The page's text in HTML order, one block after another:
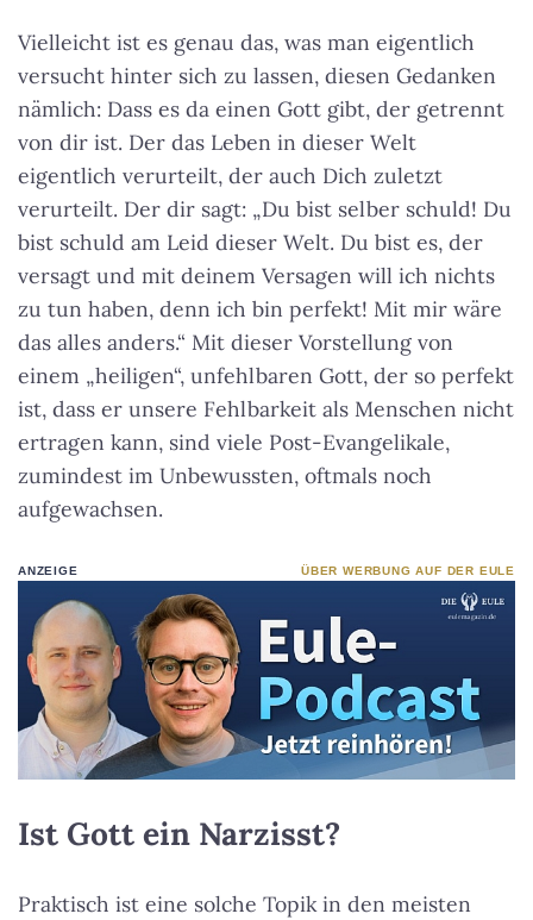
Vielleicht ist es genau das, was man eigentlich
versucht hinter sich zu lassen, diesen Gedanken
nämlich: Dass es da einen Gott gibt, der getrennt
von dir ist. Der das Leben in dieser Welt
eigentlich verurteilt, der auch Dich zuletzt
verurteilt. Der dir sagt: „Du bist selber schuld! Du
bist schuld am Leid dieser Welt. Du bist es, der
versagt und mit deinem Versagen will ich nichts
zu tun haben, denn ich bin perfekt! Mit mir wäre
das alles anders.“ Mit dieser Vorstellung von
einem „heiligen“, unfehlbaren Gott, der so perfekt
ist, dass er unsere Fehlbarkeit als Menschen nicht
ertragen kann, sind viele Post-Evangelikale,
zumindest im Unbewussten, oftmals noch
aufgewachsen.
ANZEIGE ÜBER WERBUNG AUF DER EULE
Ist Gott ein Narzisst?
Praktisch ist eine solche Topik in den meisten